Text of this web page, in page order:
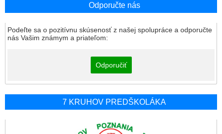
Odporučte nás
Podeľte sa o pozitívnu skúsenosť z našej spolupráce a odporučte
nás Vašim známym a priateľom:
Odporučiť
7 KRUHOV PREDŠKOLÁKA